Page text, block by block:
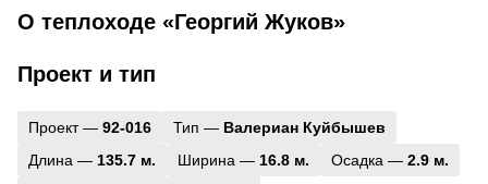
О теплоходе «Георгий Жуков»
Проект и тип
Проект — 92-016 Тип — Валериан Куйбышев
Длина — 135.7 м. Ширина — 16.8 м. Осадка — 2.9 м.